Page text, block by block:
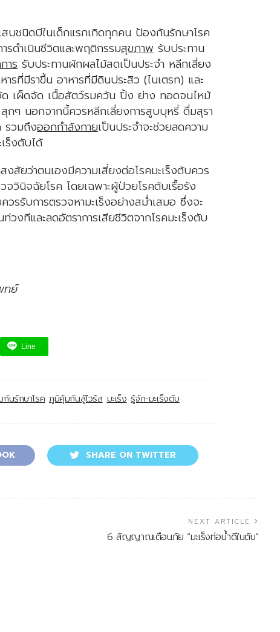
บชนิดบีในเด็กแรกเกิดทุกคน ป้องกันรักษาโรค
ดำเนินชีวิตและพฤติกรรมสุขภาพ รับประทาน
าร รับประทานผักผลไม้สดเป็นประจำ หลีกเลี่ยง
ารที่มีราขึ้น อาหารที่มีดินประสิว (ไนเตรท) และ
ด เผ็ดจัด เนื้อสัตว์รมควัน ปิ้ง ย่าง ทอดจนไหม้
กๆ นอกจากนี้ควรหลีกเลี่ยงการสูบบุหรี่ ดื่มสุรา
รวมถึงออกกำลังกายเป็นประจำจะช่วยลดความ
ร็งตับได้
สัยว่าตนเองมีความเสี่ยงต่อโรคมะเร็งตับควร
วินิจฉัยโรค โดยเฉพาะผู้ป่วยโรคตับเรื้อรัง
รรับการตรวจหามะเร็งอย่างสม่ำเสมอ ซึ่งจะ
วงทีและลดอัตราการเสียชีวิตจากโรคมะเร็งตับ
ทย์
Line
นรักษาโรค ภูมิคุ้มกันสู้ไวร้ส มะเร็ง รู้จัก-มะเร็งตับ
SHARE ON TWITTER
NEXT ARTICLE
6 สัญญาณเตือนภัย “มะเร็งท่อน้ำดีในตับ”